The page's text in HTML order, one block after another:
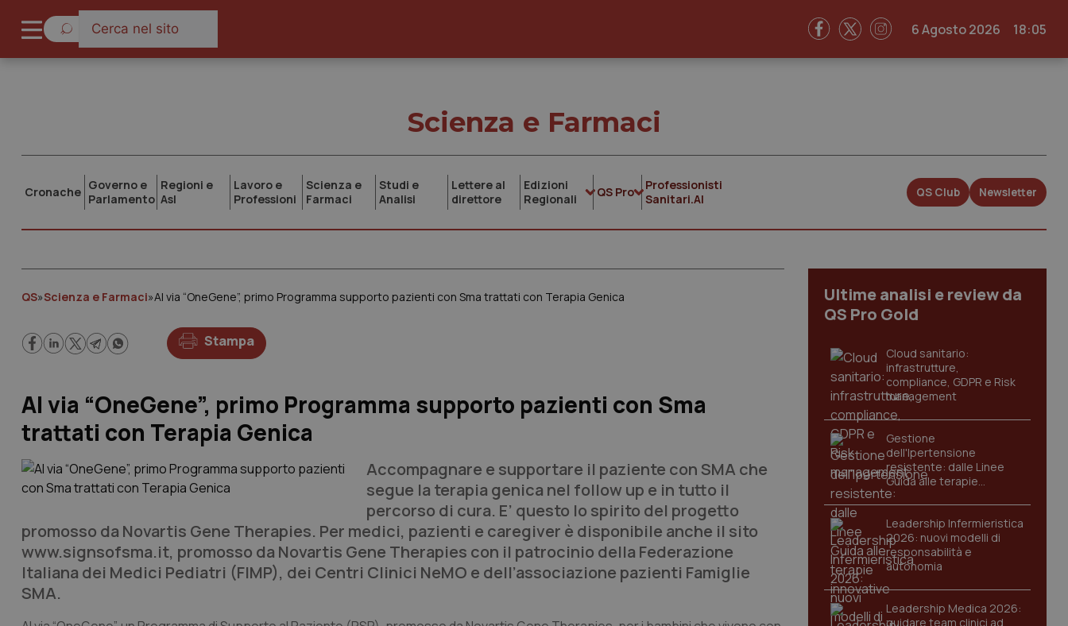
6 Agosto 2026 18:05
Scienza e Farmaci
Cronache Governo e
Parlamento
Regioni e
Asl
Lavoro e
Professioni
Scienza e
Farmaci
Studi e
Analisi
Lettere al
direttore
Edizioni
Regionali
QS Pro
Professionisti
Sanitari.AI
QS Club Newsletter
QS»Scienza e Farmaci»Al via “OneGene”, primo Programma supporto pazienti con Sma trattati con Terapia Genica
Stampa
Al via “OneGene”, primo Programma supporto pazienti con Sma
trattati con Terapia Genica
Accompagnare e supportare il paziente con SMA che
segue la terapia genica nel follow up e in tutto il
percorso di cura. E’ questo lo spirito del progetto
promosso da Novartis Gene Therapies. Per medici, pazienti e caregiver è disponibile anche il sito
www.signsofsma.it, promosso da Novartis Gene Therapies con il patrocinio della Federazione
Italiana dei Medici Pediatri (FIMP), dei Centri Clinici NeMO e dell’associazione pazienti Famiglie
SMA.
Ultime analisi e review da
QS Pro Gold
Cloud sanitario:
infrastrutture,
compliance, GDPR e Risk
management
Gestione
dell'Ipertensione
resistente: dalle Linee
Guida alle terapie
innovative
Leadership Infermieristica
2026: nuovi modelli di
responsabilità e
autonomia
Leadership Medica 2026:
guidare team clinici ad